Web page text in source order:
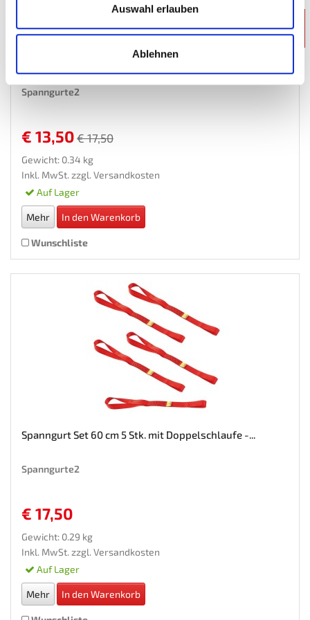
Auswahl erlauben
Ablehnen
-€ 4,-
Spanngurt Set 30 cm 10 Stk. mit Doppelschlaufe...
Spanngurte2
€ 13,50 € 17,50
Gewicht: 0.34 kg
Inkl. MwSt. zzgl. Versandkosten
Auf Lager
Mehr In den Warenkorb
Wunschliste
Spanngurt Set 60 cm 5 Stk. mit Doppelschlaufe -...
Spanngurte2
€ 17,50
Gewicht: 0.29 kg
Inkl. MwSt. zzgl. Versandkosten
Auf Lager
Mehr In den Warenkorb